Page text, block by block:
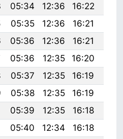
05:34 12:36 16:22
05:35 12:36 16:21
05:36 12:36 16:21
05:36 12:35 16:20
05:37 12:35 16:19
05:38 12:35 16:19
05:39 12:35 16:18
05:40 12:34 16:18